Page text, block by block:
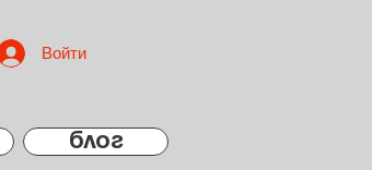
Войти
БЛОГ